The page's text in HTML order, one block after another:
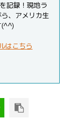
記録！現地ラ
、アメリカ生
(^^)
はこちら